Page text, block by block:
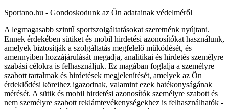
Sportano.hu - Gondoskodunk az Ön adatainak védelméről
A legmagasabb szintű sportszolgáltatásokat szeretnénk nyújtani.
Ennek érdekében sütiket és mobil hirdetési azonosítókat használunk,
amelyek biztosítják a szolgáltatás megfelelő működését, és
amennyiben hozzájárulását megadja, analitikai és hirdetés személyre
szabási célokra is felhasználjuk. Ez magában foglalja a személyre
szabott tartalmak és hirdetések megjelenítését, amelyek az Ön
érdeklődési köreihez igazodnak, valamint ezek hatékonyságának
mérését. A sütik és mobil hirdetési azonosítók személyre szabott és
nem személyre szabott reklámtevékenységekhez is felhasználhatók -